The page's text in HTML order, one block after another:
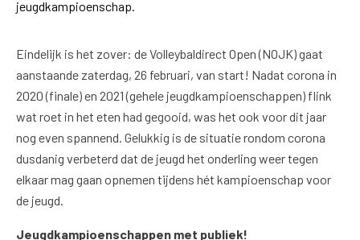
jeugdkampioenschap.
Eindelijk is het zover: de Volleybaldirect Open (NOJK) gaat
aanstaande zaterdag, 26 februari, van start! Nadat corona in
2020 (finale) en 2021 (gehele jeugdkampioenschappen) flink
wat roet in het eten had gegooid, was het ook voor dit jaar
nog even spannend. Gelukkig is de situatie rondom corona
dusdanig verbeterd dat de jeugd het onderling weer tegen
elkaar mag gaan opnemen tijdens hét kampioenschap voor
de jeugd.
Jeugdkampioenschappen met publiek!